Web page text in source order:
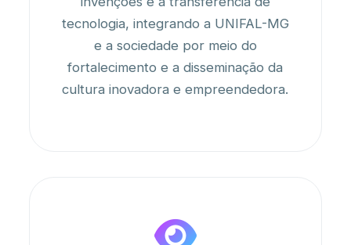
tecnologia, integrando a UNIFAL-MG
e a sociedade por meio do
fortalecimento e a disseminação da
cultura inovadora e empreendedora.